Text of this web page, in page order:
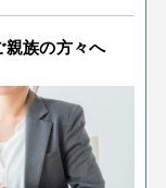
族の方々へ